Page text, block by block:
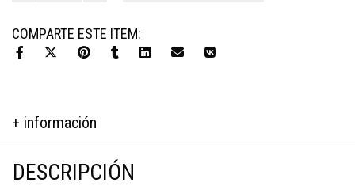
no
autorizadas
ebook
COMPARTE ESTE ITEM:
+ información
DESCRIPCIÓN